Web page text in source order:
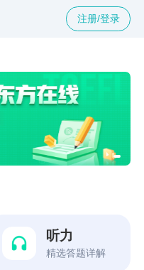
注册/登录
听力
精选答题详解